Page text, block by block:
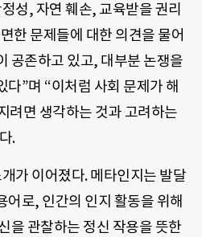
성, 자연 훼손, 교육받을 권리
한 문제들에 대한 의견을 물어
공존하고 있고, 대부분 논쟁을
”며 “이처럼 사회 문제가 해
려면 생각하는 것과 고려하는
.
가 이어졌다. 메타인지는 발달
어로, 인간의 인지 활동을 위해
을 관찰하는 정신 작용을 뜻한